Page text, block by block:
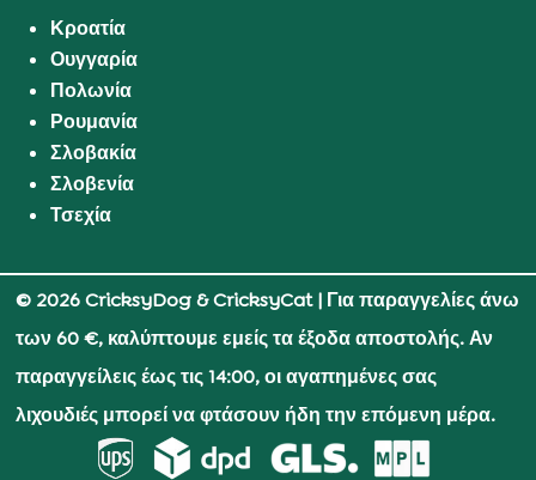
Κροατία
Ουγγαρία
Πολωνία
Ρουμανία
Σλοβακία
Σλοβενία
Τσεχία
© 2026 CricksyDog & CricksyCat| Για παραγγελίες άνω
των 60 €, καλύπτουμε εμείς τα έξοδα αποστολής. Αν
παραγγείλεις έως τις 14:00, οι αγαπημένες σας
λιχουδιές μπορεί να φτάσουν ήδη την επόμενη μέρα.